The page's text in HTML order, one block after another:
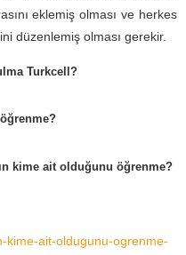
eklemiş olması ve herkes
düzenlemiş olması gerekir.
Turkcell?
kime ait olduğunu öğrenme?
kime-ait-oldugunu-ogrenme-